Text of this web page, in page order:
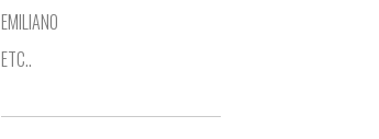
EMILIANO
ETC..